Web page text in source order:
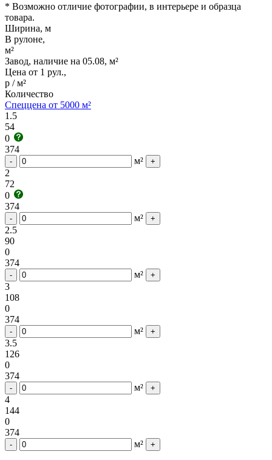
* Возможно отличие фотографии, в интерьере и образца
товара.
Ширина, м
В рулоне,
м²
Завод, наличие на 05.08, м²
Цена от 1 рул.,
р / м²
Количество
Спеццена от 5000 м²
1.5
54
0
374
- м² +
2
72
0
374
- м² +
2.5
90
0
374
- м² +
3
108
0
374
- м² +
3.5
126
0
374
- м² +
4
144
0
374
- м² +